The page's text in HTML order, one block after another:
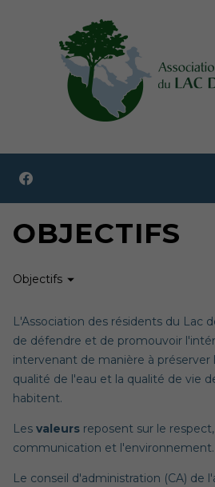
OBJECTIFS
Objectifs
L'Association des résidents du Lac
de défendre et de promouvoir
intervenant de manière à préserver
qualité de l'eau et la qualité de vie
habitent.
Les valeurs reposent sur le
communication et l'environnement.
Le conseil d'administration (CA) de